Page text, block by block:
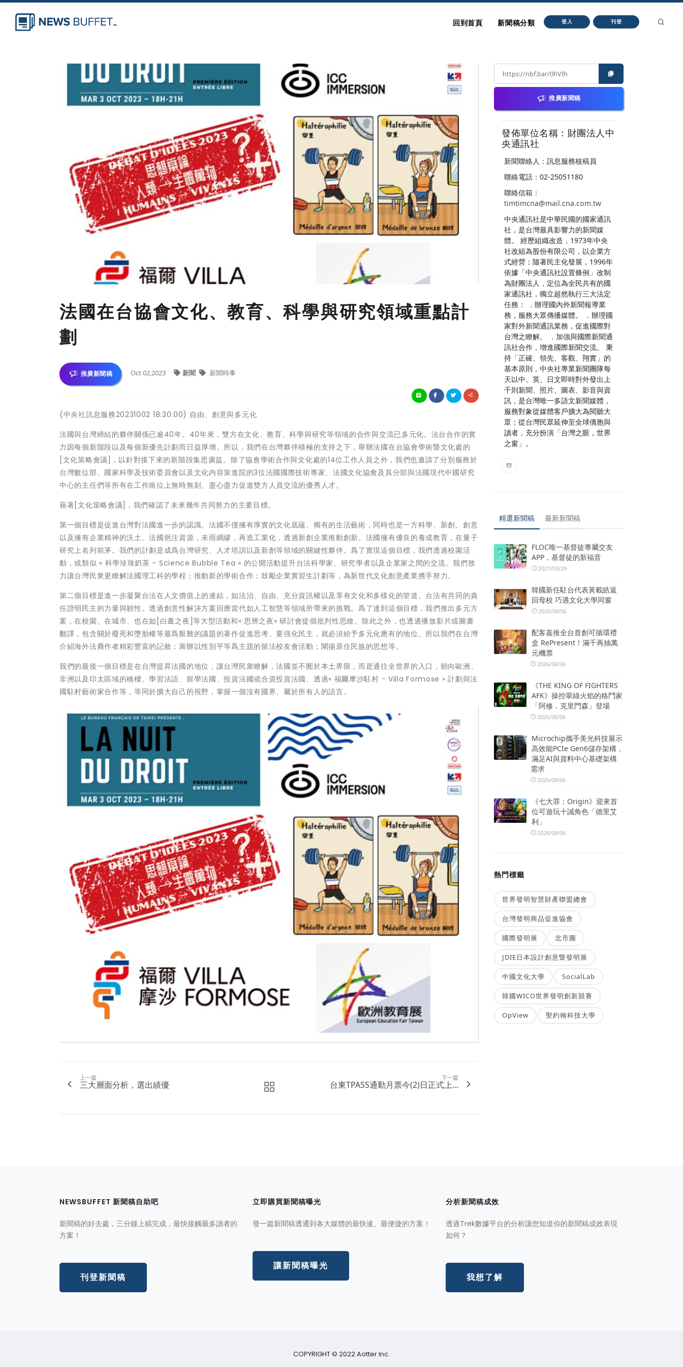
回到首頁 新聞稿分類 登入 刊登
法國在台協會文化、教育、科學與研究領域重點計
劃
推廣新聞稿 Oct 02,2023 新聞 新聞時事
(中央社訊息服務20231002 18:30:00) 自由、創意與多元化
法國與台灣締結的夥伴關係已逾40年。40年來，雙方在文化、教育、科學與研究等領域的合作與交流已多元化。法台合作的實
力因每個新階段以及每個新優先計劃而日益厚增。所以，我們在台灣夥伴積極的支持之下，舉辦法國在台協會學術暨文化處的
[文化策略會議]，以針對接下來的新階段集思廣益。除了協會學術合作與文化處的14位工作人員之外，我們也邀請了分別服務於
台灣數位部、國家科學及技術委員會以及文化内容策進院的3位法國國際技術專家、法國文化協會及其分部與法國現代中國研究
中心的主任們等所有在工作崗位上無時無刻、盡心盡力促進雙方人員交流的優秀人才。
藉著[文化策略會議]，我們確認了未來幾年共同努力的主要目標。
第一個目標是促進台灣對法國進一步的認識。法國不僅擁有厚實的文化底蘊、獨有的生活藝術，同時也是一方科學、新創、創意
以及擁有企業精神的沃土。法國挹注資源，未雨綢繆，再造工業化，透過新創企業推動創新。法國擁有優良的養成教育，在量子
研究上名列前茅。我們的計劃是成爲台灣研究、人才培訓以及新創等領域的關鍵性夥伴。爲了實現這個目標，我們透過校園活
動，或類似 « 科學珍珠奶茶 - Science Bubble Tea » 的公開活動提升台法科學家、研究學者以及企業家之間的交流。我們致
力讓台灣民衆更瞭解法國理工科的學程；推動新的學術合作；鼓勵企業實習生計劃等，為新世代文化創意產業携手努力。
第二個目標是進一步凝聚台法在人文價值上的連結，如法治、自由、充分資訊權以及享有文化和多樣化的管道。台法有共同的責
任證明民主的力量與韌性。透過創意性解決方案回應當代如人工智慧等領域所帶來的挑戰。爲了達到這個目標，我們推出多元方
案，在校園、在城市、也在如[白晝之夜]等大型活動和« 思辨之夜» 研討會提倡批判性思維。除此之外，也透過播放影片或圖書
翻譯，包含關於廢死和墮胎權等最爲艱難的議題的著作促進思考。要强化民主，就必須給予多元化應有的地位。所以我們在台灣
介紹海外法裔作者精彩豐富的記敘；籌辦以性別平等爲主題的留法校友會活動；闡揚原住民族的思想等。
我們的最後一個目標是在台灣提昇法國的地位，讓台灣民衆瞭解，法國並不囿於本土界限，而是通往全世界的入口，朝向歐洲、
非洲以及印太區域的橋樑。學習法語、留學法國、投資法國或合資投資法國、透過« 福爾摩沙駐村 - Villa Formose » 計劃與法
國駐村藝術家合作等，等同於擴大自己的視野，掌握一個沒有國界、屬於所有人的語言。
上一篇
三大層面分析，選出績優
下一篇
台東TPASS通勤月票今(2)日正式上...
推廣新聞稿
發佈單位名稱：財團法人中
央通訊社
新聞聯絡人：訊息服務核稿員
聯絡電話：02-25051180
聯絡信箱：
timtimcna@mail.cna.com.tw
中央通訊社是中華民國的國家通訊
社，是台灣最具影響力的新聞媒
體。 經歷組織改造，1973年中央
社改組為股份有限公司，以企業方
式經營；隨著民主化發展，1996年
依據「中央通訊社設置條例」改制
為財團法人，定位為全民共有的國
家通訊社，獨立超然執行三大法定
任務： ．辦理國內外新聞報導業
務，服務大眾傳播媒體。 ．辦理國
家對外新聞通訊業務，促進國際對
台灣之瞭解。 ．加強與國際新聞通
訊社合作，增進國際新聞交流。 秉
持「正確、領先、客觀、翔實」的
基本原則，中央社專業新聞團隊每
天以中、英、日文即時對外發出上
千則新聞、照片、圖表、影音與資
訊，是台灣唯一多語文新聞媒體，
服務對象從媒體客戶擴大為閱聽大
眾；從台灣民眾延伸至全球僑胞與
讀者，充分扮演「台灣之眼，世界
之窗」。
精選新聞稿 最新新聞稿
FLOC唯一基督徒專屬交友
APP，基督徒的新福音
2021/03/29
韓國新任駐台代表黃載皓返
回母校 巧遇文化大學同窗
2026/08/06
配客嘉推全台首創可循環禮
盒 RePresent！滿千再抽萬
元機票
2026/08/06
《THE KING OF FIGHTERS
AFK》操控翠綠火焰的格鬥家
「阿修．克里門森」登場
2026/08/06
Microchip攜手美光科技展示
高效能PCIe Gen6儲存架構，
滿足AI與資料中心基礎架構
需求
2026/08/06
《七大罪：Origin》迎來首
位可遊玩十誡角色「德里艾
利」
2026/08/06
熱門標籤
世界發明智慧財產聯盟總會
台灣發明商品促進協會
國際發明展 北市圖
JDIE日本設計創意暨發明展
中國文化大學 SocialLab
韓國WICO世界發明創新競賽
OpView 聖約翰科技大學
NEWSBUFFET 新聞稿自助吧
新聞稿的好去處，三分鐘上稿完成，最快接觸最多讀者的
方案！
刊登新聞稿
立即購買新聞稿曝光
發一篇新聞稿透通到各大媒體的最快速、最便捷的方案！
讓新聞稿曝光
分析新聞稿成效
透過Trek數據平台的分析讓您知道你的新聞稿成效表現
如何？
我想了解
COPYRIGHT © 2022 Aotter Inc.